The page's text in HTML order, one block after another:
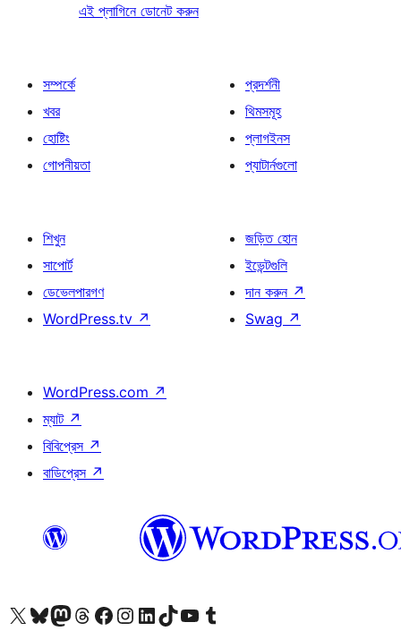
এই প্লাগিনে ডোনেট করুন
সম্পর্কে
খবর
হোষ্টিং
গোপনীয়তা
প্রদর্শনী
থিমসমূহ
প্লাগইনস
প্যাটার্নগুলো
শিখুন
সাপোর্ট
ডেভেলপারগণ
WordPress.tv ↗
জড়িত হোন
ইভেন্টগুলি
দান করুন ↗
Swag ↗
WordPress.com ↗
ম্যাট ↗
বিবিপ্রেস ↗
বাডিপ্রেস ↗
আমাদের X (আগের টুইটার) অ্যাকাউন্টে যানআমাদের Bluesky অ্যাকাউন্টটি দেখুনআমাদের মাস্টোডন অ্যাকাউন্টটি দেখুনআমাদের থ্রেডস অ্যাকাউন্টটি দেখুনআমাদের ফেসবুক পেজ দেখুনআমাদের ইন্সটাগ্রাম অ্যাকাউন্ট দেখুনআমাদের লিঙ্কডইন অ্যাকাউন্টে যানআমাদের TikTok অ্যাকাউন্টটি দেখুনআমাদের ইউটিউব চ্যানেলে যান আমাদের টাম্বলার অ্যাকাউন্ট দেখুন